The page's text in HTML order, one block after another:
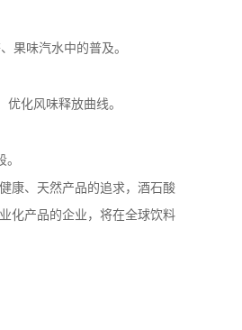
果味汽水中的普及。
化风味释放曲线。
康、天然产品的追求，酒石酸
化产品的企业，将在全球饮料